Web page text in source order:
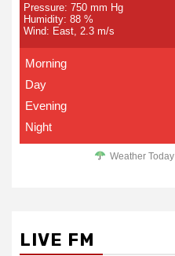
Pressure: 750 mm Hg
Humidity: 88 %
Wind: East, 2.3 m/s
Morning
Day
Evening
Night
Weather Today
LIVE FM